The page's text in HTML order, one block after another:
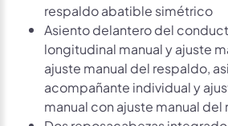
respaldo abatible simétrico
Asiento delantero del
longitudinal manual y ajuste
ajuste manual del respaldo,
acompañante individual y
manual con ajuste manual